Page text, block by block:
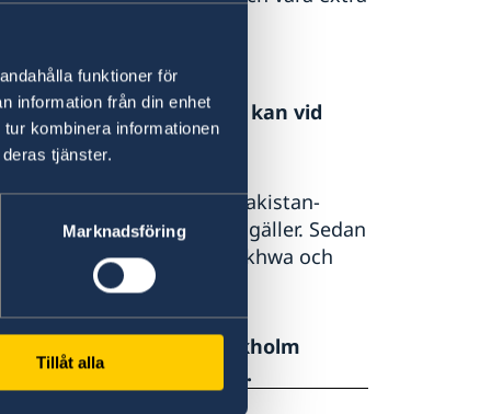
funktioner för
information från din enhet
kombinera informationen
tjänster.
Marknadsföring
Tillåt alla
, ladda ned
Pakistan. Ambassaden kan vid
från alla resor till Pakistan-
till Indien fortsatt gäller. Sedan
Khyber-Pakhtunkhwa och
kan UD-jouren i Stockholm
+46 (0)8 405 50 05).